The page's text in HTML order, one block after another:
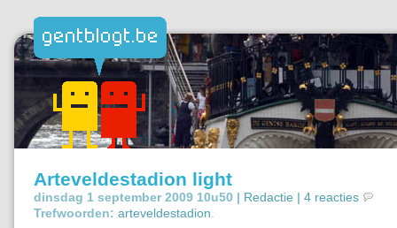
Arteveldestadion light
dinsdag 1 september 2009 10u50 | Redactie | 4 reacties
Trefwoorden: arteveldestadion